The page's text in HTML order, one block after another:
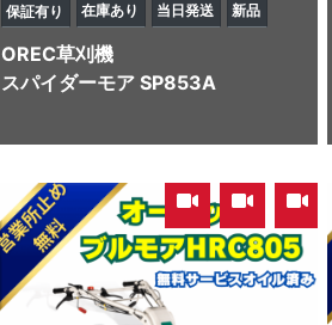
保証有り 在庫あり 当日発送 新品
OREC草刈機
スパイダーモア SP853A
,